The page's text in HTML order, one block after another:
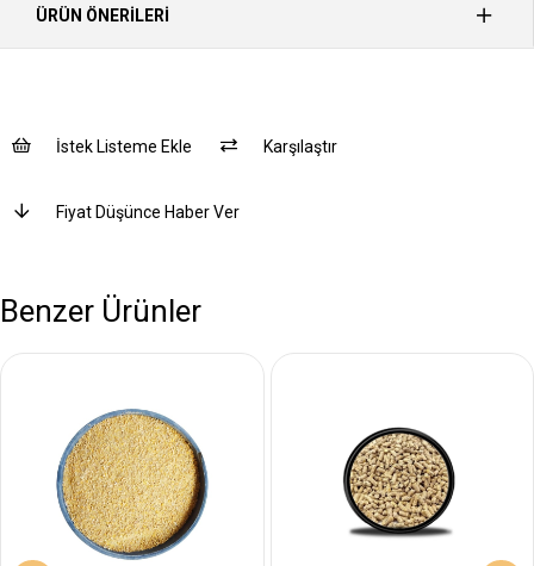
ÜRÜN ÖNERILERI
İstek Listeme Ekle Karşılaştır
Fiyat Düşünce Haber Ver
Benzer Ürünler